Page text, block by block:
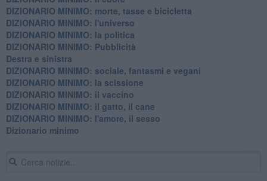
DIZIONARIO MINIMO: morte, tasse e bicicletta
DIZIONARIO MINIMO: l'universo
DIZIONARIO MINIMO: la politica
DIZIONARIO MINIMO: Pubblicità
Destra e sinistra
DIZIONARIO MINIMO: sociale, fantasmi e vegani
DIZIONARIO MINIMO: la scissione
DIZIONARIO MINIMO: il vaccino
DIZIONARIO MINIMO: il gatto, il cane
DIZIONARIO MINIMO: l'amore, il sesso
Dizionario minimo